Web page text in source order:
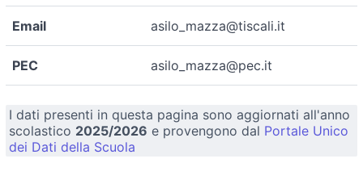
Email asilo_mazza@tiscali.it
PEC asilo_mazza@pec.it
I dati presenti in questa pagina sono aggiornati all'anno
scolastico 2025/2026 e provengono dal Portale Unico
dei Dati della Scuola